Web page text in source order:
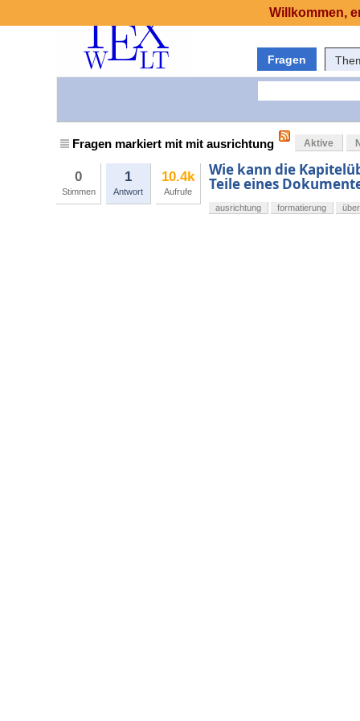
Fragen
Fragen markiert mit mit ausrichtung Aktive
0
Stimmen
1
Antwort
10.4k
Aufrufe
Wie kann die
Teile eines
ausrichtung formatierung
Willkommen,